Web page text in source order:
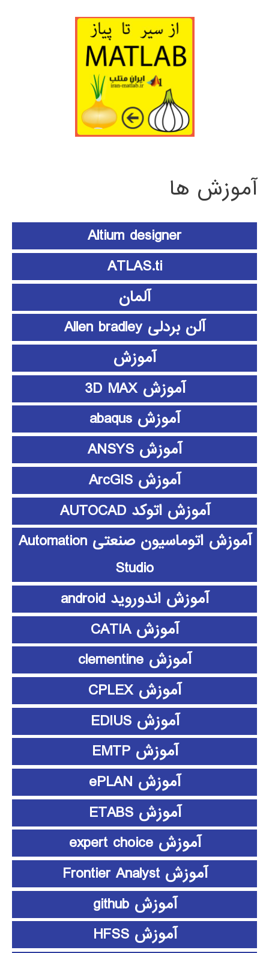
آموزش ها
Altium designer
ATLAS.ti
آلمان
آلن بردلی Allen bradley
آموزش
آموزش 3D MAX
آموزش abaqus
آموزش ANSYS
آموزش ArcGIS
آموزش اتوکد AUTOCAD
آموزش اتوماسیون صنعتی Automation
Studio
آموزش اندوروید android
آموزش CATIA
آموزش clementine
آموزش CPLEX
آموزش EDIUS
آموزش EMTP
آموزش ePLAN
آموزش ETABS
آموزش expert choice
آموزش Frontier Analyst
آموزش github
آموزش HFSS